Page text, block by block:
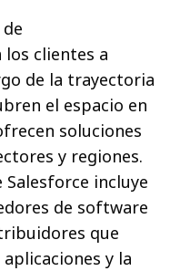
los clientes a
de la trayectoria
el espacio en
soluciones
y regiones.
Salesforce incluye
de software
que
y la